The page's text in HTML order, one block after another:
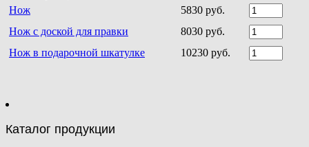
Нож
5830 руб.
Нож с доской для правки
8030 руб.
Нож в подарочной шкатулке
10230 руб.
Каталог продукции